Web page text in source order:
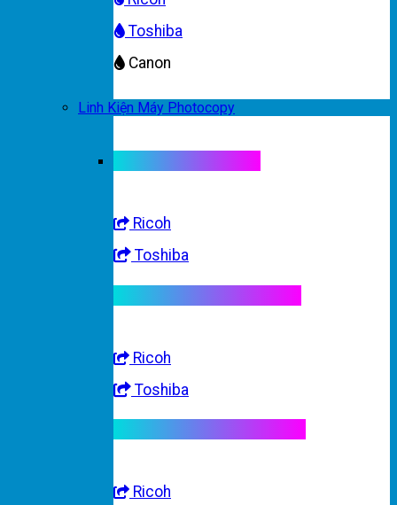
Toshiba
Canon
Linh Kiện Máy Photocopy
Ricoh
Toshiba
Ricoh
Toshiba
Ricoh